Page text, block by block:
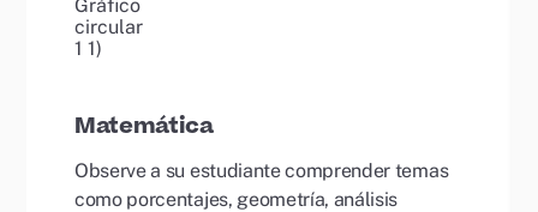
Matemática
Observe a su estudiante comprender temas
como porcentajes, geometría, análisis